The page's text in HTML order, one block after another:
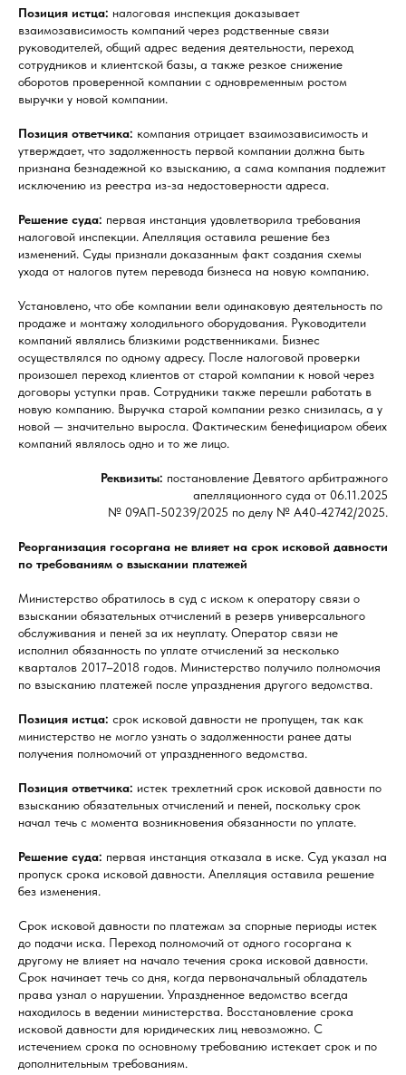
Позиция истца: налоговая инспекция доказывает
взаимозависимость компаний через родственные связи
руководителей, общий адрес ведения деятельности, переход
сотрудников и клиентской базы, а также резкое снижение
оборотов проверенной компании с одновременным ростом
выручки у новой компании.
Позиция ответчика: компания отрицает взаимозависимость и
утверждает, что задолженность первой компании должна быть
признана безнадежной ко взысканию, а сама компания подлежит
исключению из реестра из-за недостоверности адреса.
Решение суда: первая инстанция удовлетворила требования
налоговой инспекции. Апелляция оставила решение без
изменений. Суды признали доказанным факт создания схемы
ухода от налогов путем перевода бизнеса на новую компанию.
Установлено, что обе компании вели одинаковую деятельность по
продаже и монтажу холодильного оборудования. Руководители
компаний являлись близкими родственниками. Бизнес
осуществлялся по одному адресу. После налоговой проверки
произошел переход клиентов от старой компании к новой через
договоры уступки прав. Сотрудники также перешли работать в
новую компанию. Выручка старой компании резко снизилась, а у
новой — значительно выросла. Фактическим бенефициаром обеих
компаний являлось одно и то же лицо.
Реквизиты: постановление Девятого арбитражного
апелляционного суда от 06.11.2025
№ 09АП-50239/2025 по делу № А40-42742/2025.
Реорганизация госоргана не влияет на срок исковой давности
по требованиям о взыскании платежей
Министерство обратилось в суд с иском к оператору связи о
взыскании обязательных отчислений в резерв универсального
обслуживания и пеней за их неуплату. Оператор связи не
исполнил обязанность по уплате отчислений за несколько
кварталов 2017–2018 годов. Министерство получило полномочия
по взысканию платежей после упразднения другого ведомства.
Позиция истца: срок исковой давности не пропущен, так как
министерство не могло узнать о задолженности ранее даты
получения полномочий от упраздненного ведомства.
Позиция ответчика: истек трехлетний срок исковой давности по
взысканию обязательных отчислений и пеней, поскольку срок
начал течь с момента возникновения обязанности по уплате.
Решение суда: первая инстанция отказала в иске. Суд указал на
пропуск срока исковой давности. Апелляция оставила решение
без изменения.
Срок исковой давности по платежам за спорные периоды истек
до подачи иска. Переход полномочий от одного госоргана к
другому не влияет на начало течения срока исковой давности.
Срок начинает течь со дня, когда первоначальный обладатель
права узнал о нарушении. Упраздненное ведомство всегда
находилось в ведении министерства. Восстановление срока
исковой давности для юридических лиц невозможно. С
истечением срока по основному требованию истекает срок и по
дополнительным требованиям.